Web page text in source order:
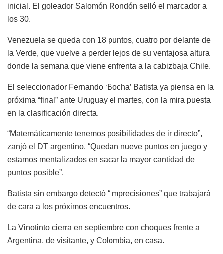
inicial. El goleador Salomón Rondón selló el marcador a
los 30.
Venezuela se queda con 18 puntos, cuatro por delante de
la Verde, que vuelve a perder lejos de su ventajosa altura
donde la semana que viene enfrenta a la cabizbaja Chile.
El seleccionador Fernando ‘Bocha’ Batista ya piensa en la
próxima “final” ante Uruguay el martes, con la mira puesta
en la clasificación directa.
“Matemáticamente tenemos posibilidades de ir directo”,
zanjó el DT argentino. “Quedan nueve puntos en juego y
estamos mentalizados en sacar la mayor cantidad de
puntos posible”.
Batista sin embargo detectó “imprecisiones” que trabajará
de cara a los próximos encuentros.
La Vinotinto cierra en septiembre con choques frente a
Argentina, de visitante, y Colombia, en casa.